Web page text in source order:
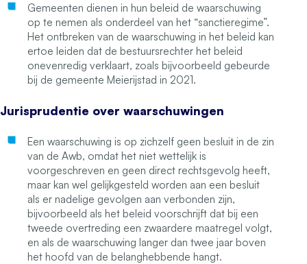
Gemeenten dienen in hun beleid de waarschuwing
op te nemen als onderdeel van het “sanctieregime”.
Het ontbreken van de waarschuwing in het beleid kan
ertoe leiden dat de bestuursrechter het beleid
onevenredig verklaart, zoals bijvoorbeeld gebeurde
bij de gemeente Meierijstad in 2021.
Jurisprudentie over waarschuwingen
Een waarschuwing is op zichzelf geen besluit in de zin
van de Awb, omdat het niet wettelijk is
voorgeschreven en geen direct rechtsgevolg heeft,
maar kan wel gelijkgesteld worden aan een besluit
als er nadelige gevolgen aan verbonden zijn,
bijvoorbeeld als het beleid voorschrijft dat bij een
tweede overtreding een zwaardere maatregel volgt,
en als de waarschuwing langer dan twee jaar boven
het hoofd van de belanghebbende hangt.